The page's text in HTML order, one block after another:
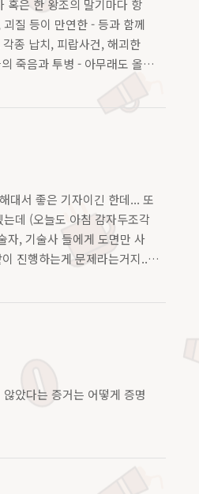
혹은 한 왕조의 말기마다 항
질 등이 만연한 - 등과 함께
종 납치, 피랍사건, 해괴한
죽음과 투병 - 아무래도 올
서 좋은 기자이긴 한데... 또
데 (오늘도 아침 감자두조각
자, 기술사 들에게 도면만 사
진행하는게 문제라는거지..
았다는 증거는 어떻게 증명